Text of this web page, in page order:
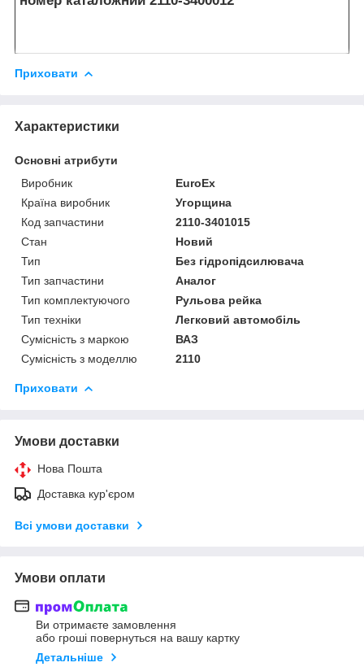
Приховати
Характеристики
Основні атрибути
Виробник
EuroEx
Країна виробник
Угорщина
Код запчастини
2110-3401015
Стан
Новий
Тип
Без гідропідсилювача
Тип запчастини
Аналог
Тип комплектуючого
Рульова рейка
Тип техніки
Легковий автомобіль
Сумісність з маркою
ВАЗ
Сумісність з моделлю
2110
Приховати
Умови доставки
Нова Пошта
Доставка кур'єром
Всі умови доставки
Умови оплати
Ви отримаєте замовлення
або гроші повернуться на вашу картку
Детальніше